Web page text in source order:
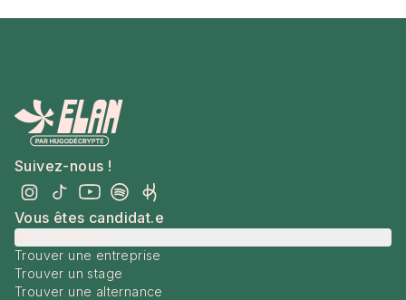
Suivez-nous !
Vous êtes candidat.e
Trouver une entreprise
Trouver un stage
Trouver une alternance